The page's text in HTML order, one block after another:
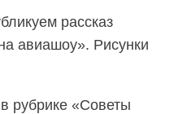
рассказ
авиашоу». Рисунки
рубрике «Советы